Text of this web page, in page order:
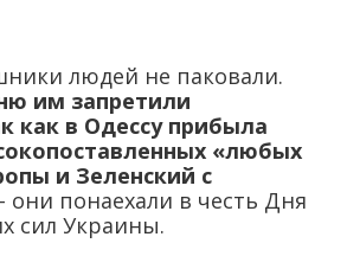
людей не паковали.
им запретили
как в Одессу прибыла
«любых
и Зеленский с
они понаехали в честь Дня
сил Украины.